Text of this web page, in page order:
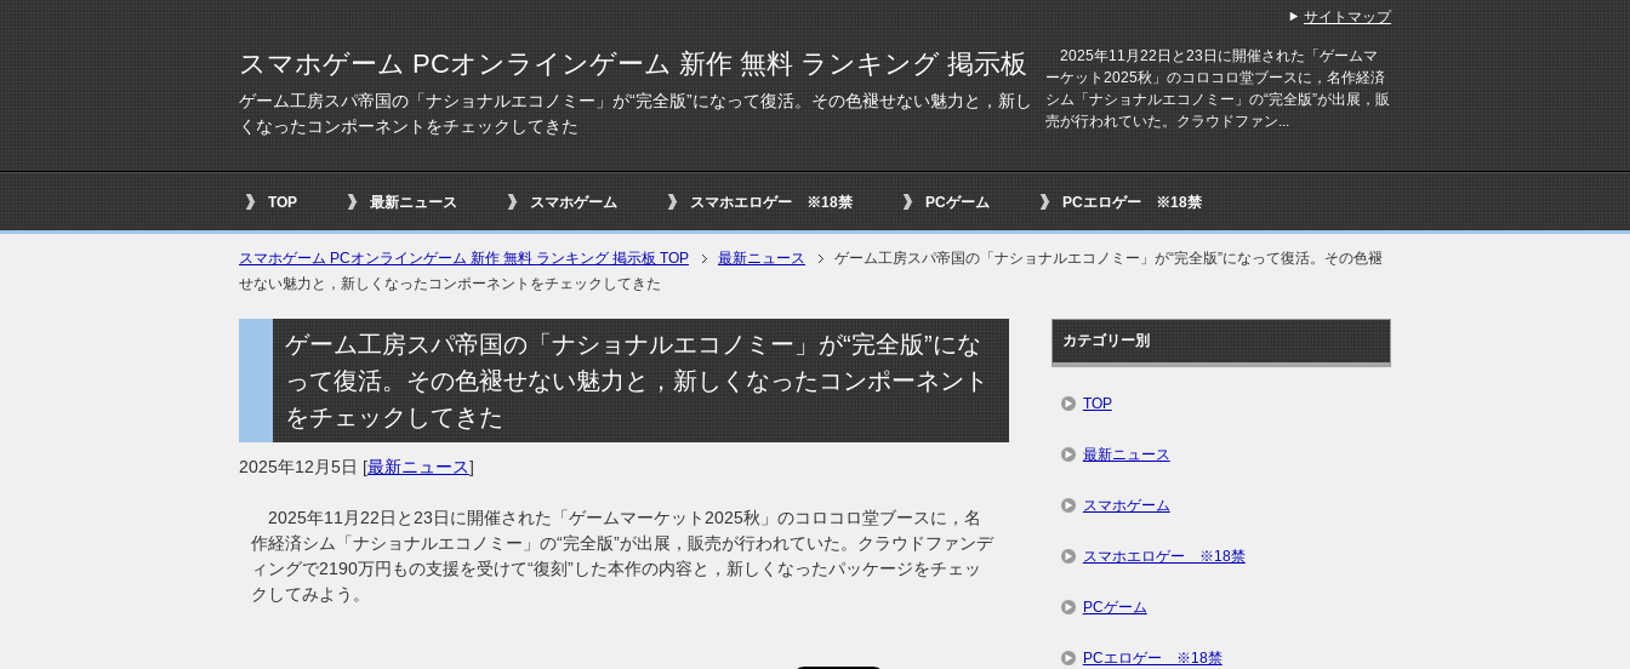
スマホゲーム PCオンラインゲーム 新作 無料 ランキング 掲示板
ゲーム工房スパ帝国の「ナショナルエコノミー」が“完全版”になって復活。その色褪せない魅力と，新し
くなったコンポーネントをチェックしてきた
2025年11月22日と23日に開催された「ゲームマ
ーケット2025秋」のコロコロ堂ブースに，名作経済
シム「ナショナルエコノミー」の“完全版”が出展，販
売が行われていた。クラウドファン...
TOP 最新ニュース スマホゲーム スマホエロゲー ※18禁 PCゲーム PCエロゲー ※18禁
スマホゲーム PCオンラインゲーム 新作 無料 ランキング 掲示板 TOP 最新ニュース
ゲーム工房スパ帝国の「ナショナルエコノミー」が“完全版”になって復活。その色褪
せない魅力と，新しくなったコンポーネントをチェックしてきた
ゲーム工房スパ帝国の「ナショナルエコノミー」が“完全版”にな
って復活。その色褪せない魅力と，新しくなったコンポーネント
をチェックしてきた
2025年12月5日 [最新ニュース]
2025年11月22日と23日に開催された「ゲームマーケット2025秋」のコロコロ堂ブースに，名
作経済シム「ナショナルエコノミー」の“完全版”が出展，販売が行われていた。クラウドファンデ
ィングで2190万円もの支援を受けて“復刻”した本作の内容と，新しくなったパッケージをチェッ
クしてみよう。
カテゴリー別
TOP
最新ニュース
スマホゲーム
スマホエロゲー ※18禁
PCゲーム
PCエロゲー ※18禁
サイトマップ